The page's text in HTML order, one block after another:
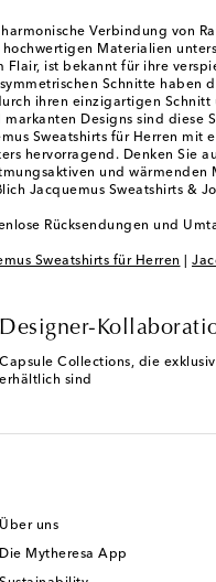
Verbindung von
Materialien
Flair, ist bekannt für ihre
Schnitte
ihren einzigartigen
Designs sind
Sweatshirts für Herren
hervorragend. Denken
und
Jacquemus Sweatshirts
Rücksendungen und
Sweatshirts für Herren
Designer-
Capsule Collections, die
erhältlich sind
Über uns
Die Mytheresa App